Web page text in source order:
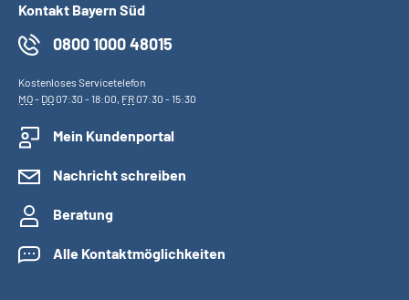
Kontakt Bayern Süd
0800 1000 48015
Kostenloses Servicetelefon
MO- DO07:30 - 18:00, FR07:30 - 15:30
Mein Kundenportal
Nachricht schreiben
Beratung
Alle Kontaktmöglichkeiten